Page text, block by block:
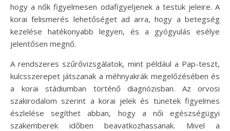
hogy a nők figyelmesen odafigyeljenek a testük jeleire. A
korai felismerés lehetőséget ad arra, hogy a betegség
kezelése hatékonyabb legyen, és a gyógyulás esélye
jelentősen megnő.
A rendszeres szűrővizsgálatok, mint például a Pap-teszt,
kulcsszerepet játszanak a méhnyakrák megelőzésében és
a korai stádiumban történő diagnózisban. Az orvosi
szakirodalom szerint a korai jelek és tünetek figyelmes
észlelése segíthet abban, hogy a női egészségügyi
szakemberek időben beavatkozhassanak. Mivel a